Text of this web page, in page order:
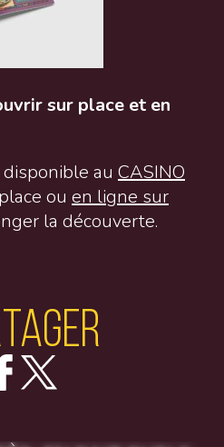
sur place et en
au CASINO
ou en ligne sur
la découverte.